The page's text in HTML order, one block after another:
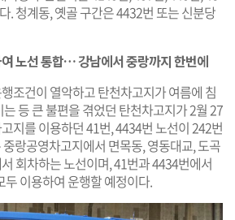
. 청계동, 옛골 구간은 4432번 또는 신분당
노선 통합… 강남에서 중랑까지 한번에
조건이 열악하고 탄천차고지가 여름에 침
등 큰 불편을 겪었던 탄천차고지가 2월 27
지를 이용하던 41번, 4434번 노선이 242번
랑공영차고지에서 면목동, 영동대교, 도곡
회차하는 노선이며, 41번과 4434번에서
이용하여 운행할 예정이다.